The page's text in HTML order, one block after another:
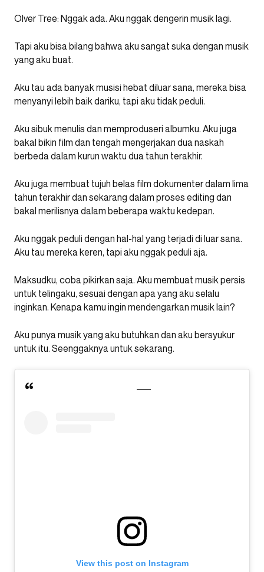
Olver Tree: Nggak ada. Aku nggak dengerin musik lagi.
Tapi aku bisa bilang bahwa aku sangat suka dengan musik
yang aku buat.
Aku tau ada banyak musisi hebat diluar sana, mereka bisa
menyanyi lebih baik dariku, tapi aku tidak peduli.
Aku sibuk menulis dan memproduseri albumku. Aku juga
bakal bikin film dan tengah mengerjakan dua naskah
berbeda dalam kurun waktu dua tahun terakhir.
Aku juga membuat tujuh belas film dokumenter dalam lima
tahun terakhir dan sekarang dalam proses editing dan
bakal merilisnya dalam beberapa waktu kedepan.
Aku nggak peduli dengan hal-hal yang terjadi di luar sana.
Aku tau mereka keren, tapi aku nggak peduli aja.
Maksudku, coba pikirkan saja. Aku membuat musik persis
untuk telingaku, sesuai dengan apa yang aku selalu
inginkan. Kenapa kamu ingin mendengarkan musik lain?
Aku punya musik yang aku butuhkan dan aku bersyukur
untuk itu. Seenggaknya untuk sekarang.
View this post on Instagram